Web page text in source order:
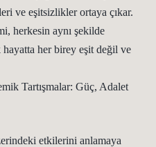
ve eşitsizlikler ortaya çıkar.
herkesin aynı şekilde
hayatta her birey eşit değil ve
Tartışmalar: Güç, Adalet
etkilerini anlamaya